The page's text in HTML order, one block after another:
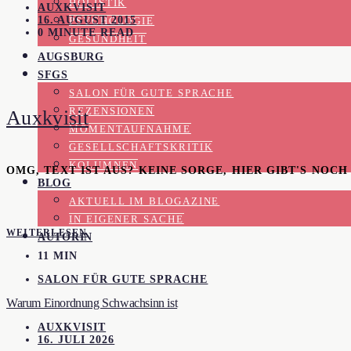
HOLISTIK
PSYCHOLOGIE
GESUNDHEIT
AUGSBURG
SFGS
SALON FÜR GUTE SPRACHE
REZENSIONEN
MOMENTAUFNAHME
GESELLSCHAFTSKRITIK
KOLUMNEN
BLOG
AKTUELL IM BLOGAZINE
IN EIGENER SACHE
AUTORIN
AUXKVISIT
16. AUGUST 2015
0 MINUTE READ
Auxkvisit
OMG, TEXT IST AUS? KEINE SORGE, HIER GIBT'S
WEITERLESEN
11 MIN
SALON FÜR GUTE SPRACHE
Warum Einordnung Schwachsinn ist
AUXKVISIT
16. JULI 2026